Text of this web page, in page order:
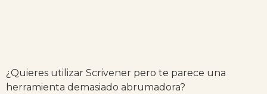
¿Quieres utilizar Scrivener pero te parece una
herramienta demasiado abrumadora?